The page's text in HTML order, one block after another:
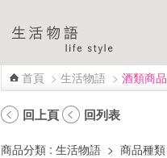
首頁 > 生活物語 > 酒類商品
回上頁 回列表
商品分類 : 生活物語 > 商品種類